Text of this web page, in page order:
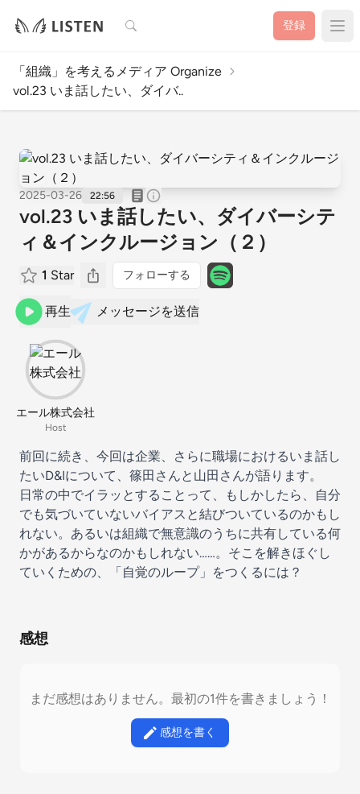
検索 登録
「組織」を考えるメディア Organize
vol.23 いま話したい、ダイバ..
2025-03-26 22:56
vol.23 いま話したい、ダイバーシテ
ィ＆インクルージョン（２）
1 Star フォローする
再生 メッセージを送信
エール株式会社
Host
前回に続き、今回は企業、さらに職場におけるいま話し
たいD&Iについて、篠田さんと山田さんが語ります。
日常の中でイラッとすることって、もしかしたら、自分
でも気づいていないバイアスと結びついているのかもし
れない。あるいは組織で無意識のうちに共有している何
かがあるからなのかもしれない……。そこを解きほぐし
ていくための、「自覚のループ」をつくるには？
感想
まだ感想はありません。最初の1件を書きましょう！
感想を書く